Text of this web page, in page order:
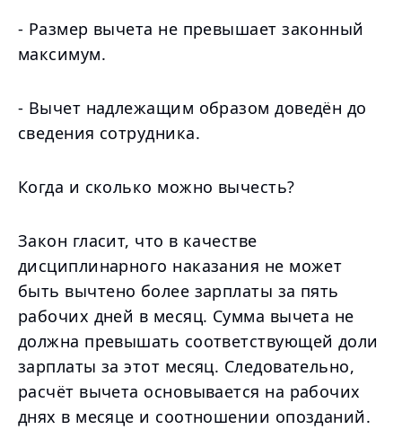
- Размер вычета не превышает законный
максимум.
- Вычет надлежащим образом доведён до
сведения сотрудника.
Когда и сколько можно вычесть?
Закон гласит, что в качестве
дисциплинарного наказания не может
быть вычтено более зарплаты за пять
рабочих дней в месяц. Сумма вычета не
должна превышать соответствующей доли
зарплаты за этот месяц. Следовательно,
расчёт вычета основывается на рабочих
днях в месяце и соотношении опозданий.